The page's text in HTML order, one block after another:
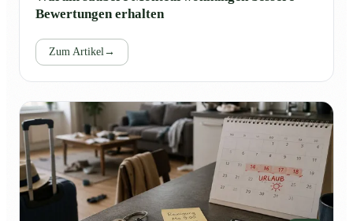
Bewertungen erhalten
Zum Artikel →